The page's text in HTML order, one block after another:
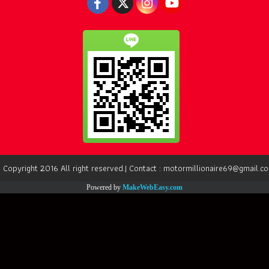
2016 All right reserved.| Contact :
Powered by MakeWebEasy.com